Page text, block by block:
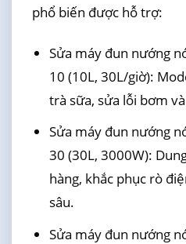
phổ biến được hỗ trợ:
Sửa máy đun nướng
10 (10L, 30L/giờ):
trà sữa, sửa lỗi bơm
Sửa máy đun nướng
30 (30L, 3000W):
hàng, khắc phục rò
sâu.
Sửa máy đun nướng